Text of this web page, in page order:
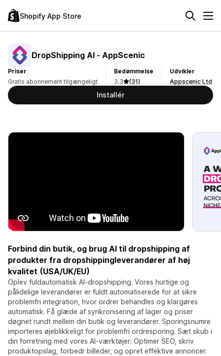
Shopify App Store
DropShipping AI ‑ AppScenic
Priser
Gratis abonnement tilgængeligt
Bedømmelse
3,3
(31)
Udvikler
Appscenic Ltd
Installér
Forbind din butik, og brug AI til dropshipping af
produkter fra dropshippingleverandører af høj
kvalitet (USA/UK/EU)
Oplev fuldautomatisk AI-dropshipping. Vores hurtige og
pålidelige leverandører er fuldt automatiserede for at sikre
problemfri integration, hvor ordrer behandles og klargøres
automatisk. Få glæde af synkronisering af lager og priser
døgnet rundt mellem din butik og leverandører. Sporingsnumre
importeres øjeblikkeligt for problemfri ordresporing. Sæt skub i
din forretning med vores AI-værktøjer: Optimer SEO, skriv
produktopslag, forbedr billeder, og opret effektive annoncer.